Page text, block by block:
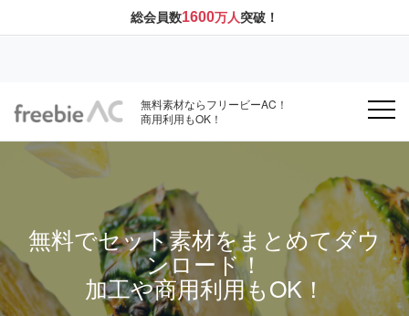
総会員数1600万人突破！
無料素材ならフリービーAC！
商用利用もOK！
無料でセット素材をまとめてダウ
ンロード！
加工や商用利用もOK！